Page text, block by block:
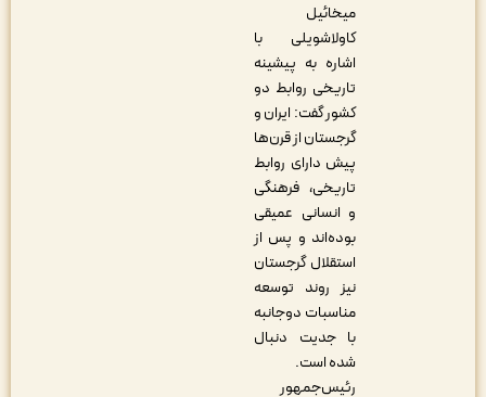
میخائیل
کاولاشویلی با
اشاره به پیشینه
تاریخی روابط دو
کشور گفت: ایران و
گرجستان از قرن‌ها
پیش دارای روابط
تاریخی، فرهنگی
و انسانی عمیقی
بوده‌اند و پس از
استقلال گرجستان
نیز روند توسعه
مناسبات دوجانبه
با جدیت دنبال
شده است.
رئیس‌جمهور